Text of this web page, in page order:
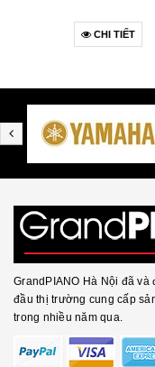
CHI TIẾT
GrandPIANO Hà Nội đã
đầu thị trường cung cấp
trong nhiều năm qua.